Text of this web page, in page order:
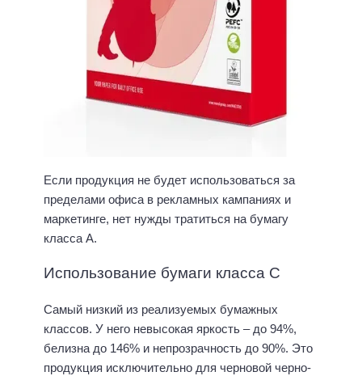
Если продукция не будет использоваться за
пределами офиса в рекламных кампаниях и
маркетинге, нет нужды тратиться на бумагу
класса А.
Использование бумаги класса С
Самый низкий из реализуемых бумажных
классов. У него невысокая яркость – до 94%,
белизна до 146% и непрозрачность до 90%. Это
продукция исключительно для черновой черно-